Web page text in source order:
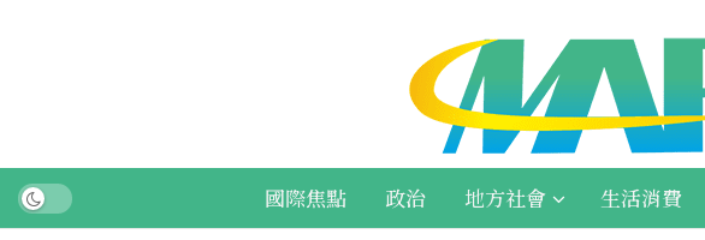
國際焦點 政治 地方社會 生活消費